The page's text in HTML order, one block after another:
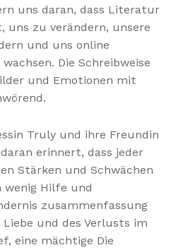
uns daran, dass Literatur
uns zu verändern, unsere
und uns online
Die Schreibweise
und Emotionen mit
Truly und ihre Freundin
erinnert, dass jeder
Stärken und Schwächen
Hilfe und
zusammenfassung
und des Verlusts im
eine mächtige Die